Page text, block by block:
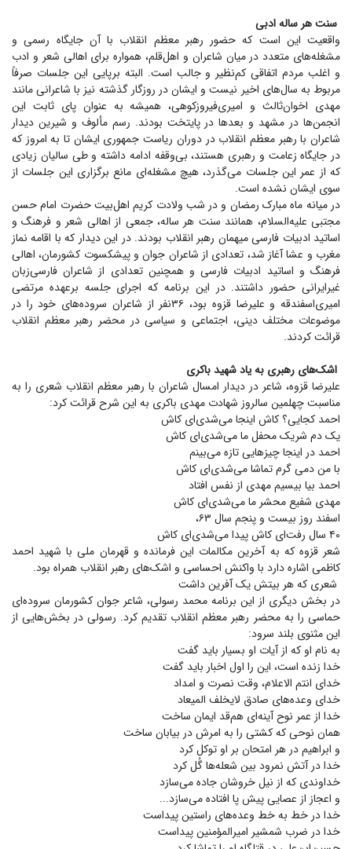
سنت هر ساله ادبی
واقعیت این است که حضور رهبر معظم انقلاب با آن جایگاه رسمی و
مشغله‌های متعدد در میان شاعران و اهل‌قلم، همواره برای اهالی شعر و ادب
و اغلب مردم اتفاقی کم‌نظیر و جالب است. البته برپایی این جلسات صرفاً
مربوط به سال‌های اخیر نیست و ایشان در روزگار گذشته نیز با شاعرانی مانند
مهدی اخوان‌ثالث و امیری‌فیروزکوهی، همیشه به عنوان پای ثابت این
انجمن‌ها در مشهد و بعد‌ها در پایتخت بودند. رسم مألوف و شیرین دیدار
شاعران با رهبر معظم انقلاب در دوران ریاست جمهوری ایشان تا به امروز که
در جایگاه زعامت و رهبری هستند، بی‌وقفه ادامه داشته و طی سالیان زیادی
که از عمر این جلسات می‌گذرد، هیچ مشغله‌ای مانع برگزاری این جلسات از
سوی ایشان نشده است.
در میانه ماه مبارک رمضان و در شب ولادت کریم اهل‌بیت حضرت امام حسن
مجتبی علیه‌السلام، همانند سنت هر ساله، جمعی از اهالی شعر و فرهنگ و
اساتید ادبیات فارسی میهمان رهبر انقلاب بودند. در این دیدار که با اقامه نماز
مغرب و عشا آغاز شد، تعدادی از شاعران جوان و پیشکسوت کشورمان، اهالی
فرهنگ و اساتید ادبیات فارسی و همچنین تعدادی از شاعران فارسی‌زبان
غیرایرانی حضور داشتند. در این برنامه که اجرای جلسه برعهده مرتضی
امیری‌اسفندقه و علیرضا قزوه بود، ۳۶نفر از شاعران سروده‌های خود را در
موضوعات مختلف دینی، اجتماعی و سیاسی در محضر رهبر معظم انقلاب
قرائت کردند.
اشک‌های رهبری به یاد شهید باکری
علیرضا قزوه، شاعر در دیدار امسال شاعران با رهبر معظم انقلاب شعری را به
مناسبت چهلمین سالروز شهادت مهدی باکری به این شرح قرائت کرد:
احمد کجایی؟ کاش اینجا می‌شدی‌ای کاش
یک دم شریک محفل ما می‌شدی‌ای کاش
احمد در اینجا چیز‌هایی تازه می‌بینم
با من دمی گرم تماشا می‌شدی‌ای کاش
احمد بیا بیسیم مهدی از نفس افتاد
مهدی شفیع محشر ما می‌شدی‌ای کاش
اسفند روز بیست و پنجم سال ۶۳،
۴۰ سال رفت‌ای کاش پیدا می‌شدی‌ای کاش
شعر قزوه که به آخرین مکالمات این فرمانده و قهرمان ملی با شهید احمد
کاظمی اشاره دارد با واکنش احساسی و اشک‌های رهبر انقلاب همراه بود.
شعری که هر بیتش یک آفرین داشت
در بخش دیگری از این برنامه محمد رسولی، شاعر جوان کشورمان سروده‌ای
حماسی را به محضر رهبر معظم انقلاب تقدیم کرد. رسولی در بخش‌هایی از
این مثنوی بلند سرود:
به نام او که از آیات او بسیار باید گفت
خدا زنده است، این را اول اخبار باید گفت
خدای انتم الاعلام، وقت نصرت و امداد
خدای وعده‌های صادق لایخلف المیعاد
خدا از عمر نوح آینه‌ای هم‌قد ایمان ساخت
همان نوحی که کشتی را به امرش در بیابان ساخت
و ابراهیم در هر امتحان بر او توکل کرد
خدا در آتش نمرود بین شعله‌ها گُل کرد
خداوندی که از نیل خروشان جاده می‌سازد
و اعجاز از عصایی پیش پا افتاده می‌سازد...
خدا در خط به خط وعده‌های راستین پیداست
خدا در ضرب شمشیر امیرالمؤمنین پیداست